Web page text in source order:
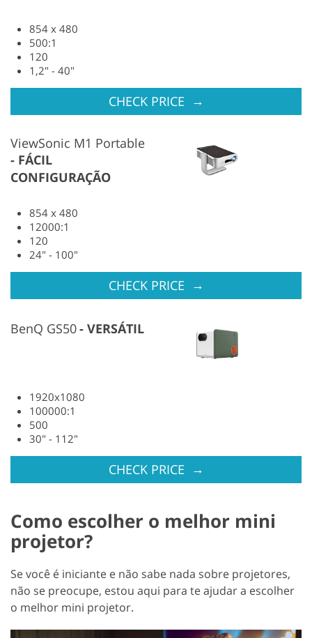
854 x 480
500:1
120
1,2" - 40"
CHECK PRICE →
ViewSonic M1 Portable
FÁCIL
CONFIGURAÇÃO
854 x 480
12000:1
120
24" - 100"
CHECK PRICE →
BenQ GS50 VERSÁTIL
1920x1080
100000:1
500
30" - 112"
CHECK PRICE →
Como escolher o melhor mini
projetor?
Se você é iniciante e não sabe nada sobre projetores,
não se preocupe, estou aqui para te ajudar a escolher
o melhor mini projetor.